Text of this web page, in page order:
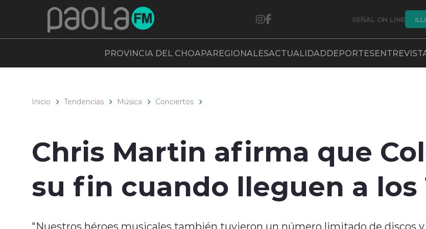
SEÑAL ON LINE
PROVINCIA DEL CHOAPAREGIONALESACTUALIDADDEPORTES
Inicio Tendencias Música Conciertos
Chris Martin afirma que
su fin cuando lleguen a los
"Nuestros héroes musicales también tuvieron un número limitado de discos y